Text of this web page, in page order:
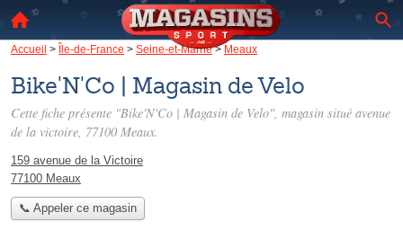
Accueil > Île-de-France > Seine-et-Marne>Meaux
Bike'N'Co | Magasin de Velo
Cette fiche présente "Bike'N'Co | Magasin de Velo", magasin situé avenue
de la victoire, 77100 Meaux.
159 avenue de la Victoire
77100 Meaux
📞 Appeler ce magasin